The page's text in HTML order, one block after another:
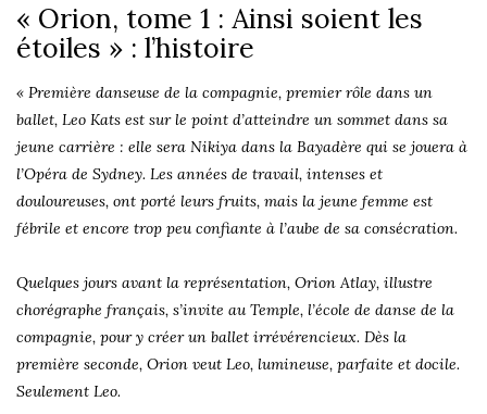
« Orion, tome 1 : Ainsi soient les
étoiles » : l’histoire
« Première danseuse de la compagnie, premier rôle dans un
ballet, Leo Kats est sur le point d’atteindre un sommet dans sa
jeune carrière : elle sera Nikiya dans la Bayadère qui se jouera à
l’Opéra de Sydney. Les années de travail, intenses et
douloureuses, ont porté leurs fruits, mais la jeune femme est
fébrile et encore trop peu confiante à l’aube de sa consécration.
Quelques jours avant la représentation, Orion Atlay, illustre
chorégraphe français, s’invite au Temple, l’école de danse de la
compagnie, pour y créer un ballet irrévérencieux. Dès la
première seconde, Orion veut Leo, lumineuse, parfaite et docile.
Seulement Leo.